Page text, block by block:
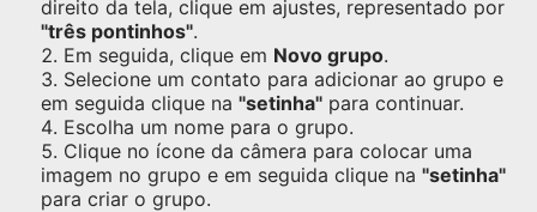
direito da tela, clique em ajustes, representado por
"três pontinhos".
Em seguida, clique em Novo grupo.
Selecione um contato para adicionar ao grupo e
em seguida clique na "setinha" para continuar.
Escolha um nome para o grupo.
Clique no ícone da câmera para colocar uma
imagem no grupo e em seguida clique na "setinha"
para criar o grupo.